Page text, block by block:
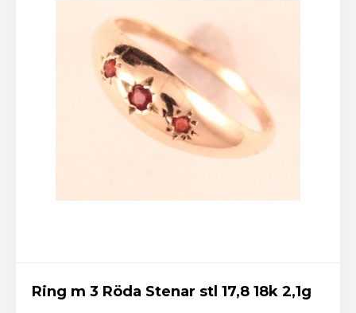
Ring m 3 Röda Stenar stl 17,8 18k 2,1g